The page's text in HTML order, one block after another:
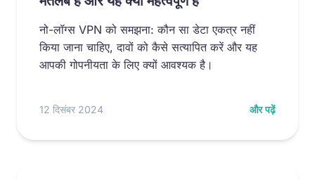
नो-लॉग्स VPN को समझना: कौन सा डेटा एकत्र नहीं
किया जाना चाहिए, दावों को कैसे सत्यापित करें और यह
आपकी गोपनीयता के लिए क्यों आवश्यक है।
12 दिसंबर 2024 और पढ़ें